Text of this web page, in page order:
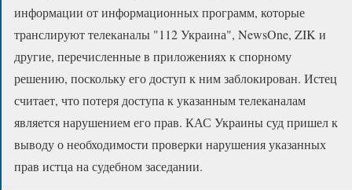
информации от информационных программ, которые
транслируют телеканалы "112 Украина", NewsOne, ZIK и
другие, перечисленные в приложениях к спорному
решению, поскольку его доступ к ним заблокирован. Истец
считает, что потеря доступа к указанным телеканалам
является нарушением его прав. КАС Украины суд пришел к
выводу о необходимости проверки нарушения указанных
прав истца на судебном заседании.